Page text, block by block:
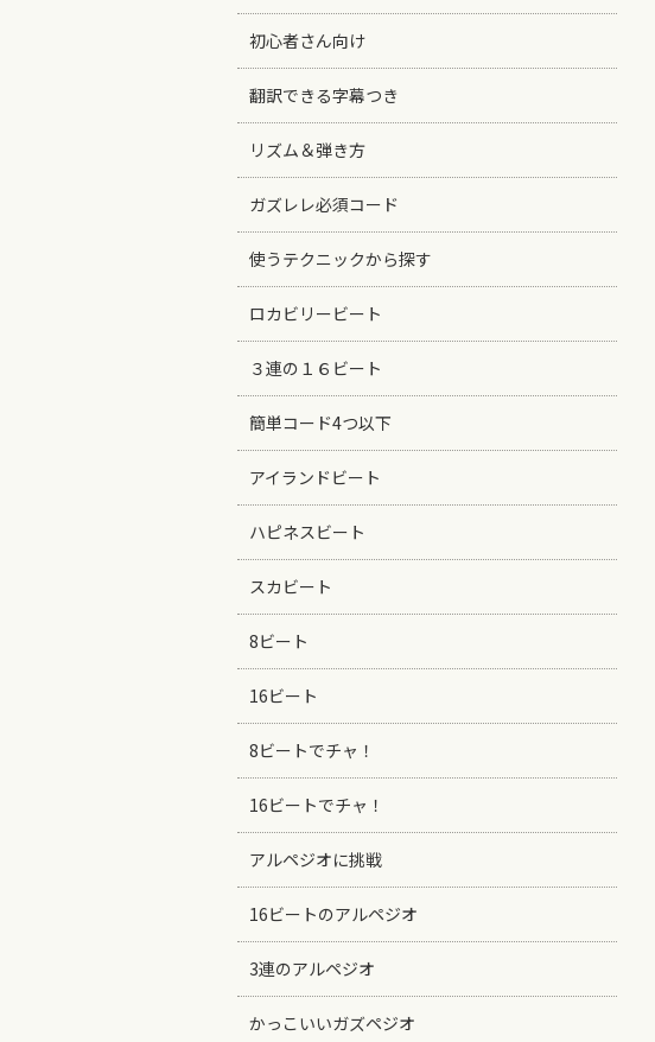
初心者さん向け
翻訳できる字幕つき
リズム＆弾き方
ガズレレ必須コード
使うテクニックから探す
ロカビリービート
３連の１６ビート
簡単コード4つ以下
アイランドビート
ハピネスビート
スカビート
8ビート
16ビート
8ビートでチャ！
16ビートでチャ！
アルペジオに挑戦
16ビートのアルペジオ
3連のアルペジオ
かっこいいガズペジオ